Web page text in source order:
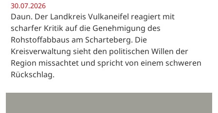
30.07.2026
Daun. Der Landkreis Vulkaneifel reagiert mit
scharfer Kritik auf die Genehmigung des
Rohstoffabbaus am Scharteberg. Die
Kreisverwaltung sieht den politischen Willen der
Region missachtet und spricht von einem schweren
Rückschlag.